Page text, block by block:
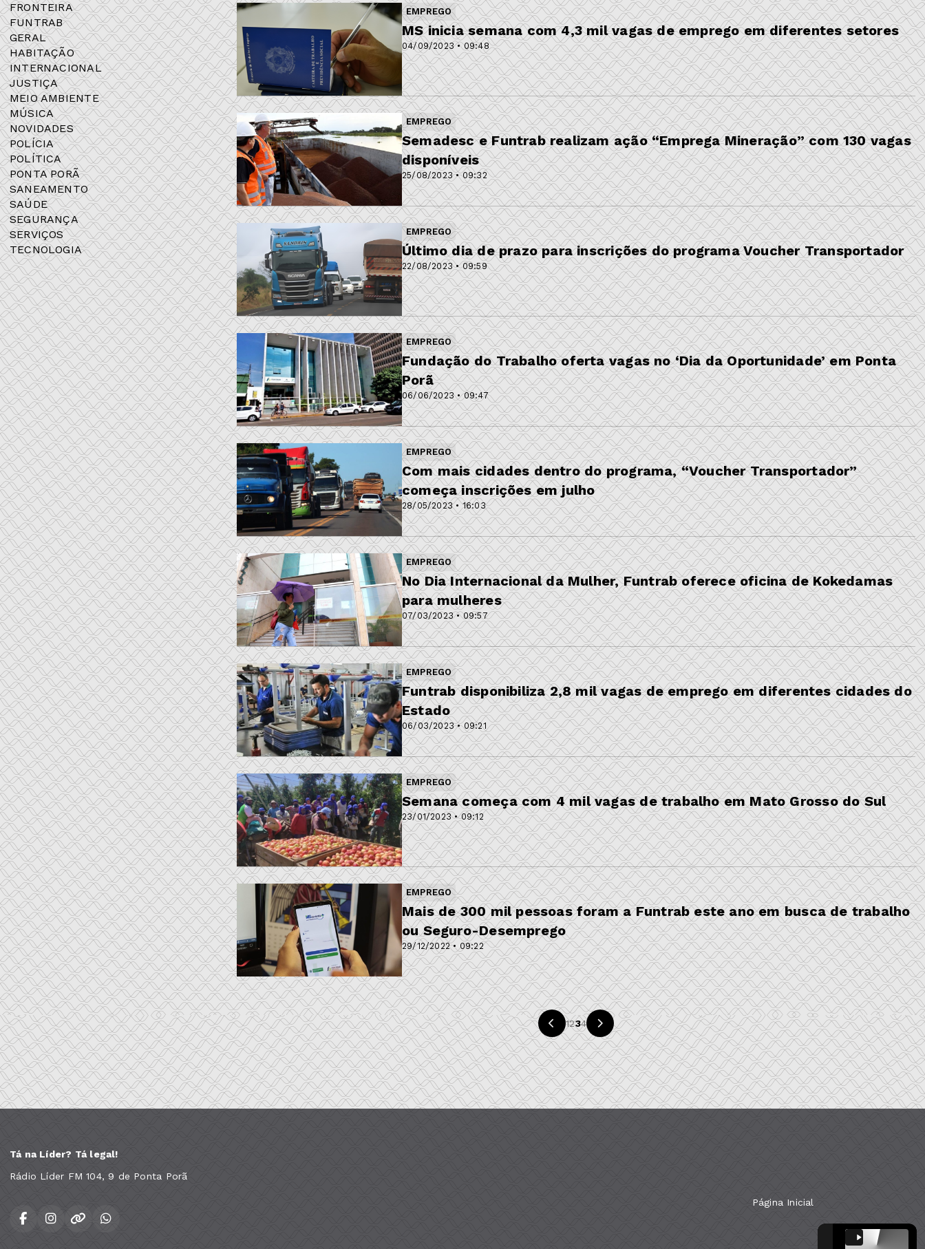
FRONTEIRA
FUNTRAB
GERAL
HABITAÇÃO
INTERNACIONAL
JUSTIÇA
MEIO AMBIENTE
MÚSICA
NOVIDADES
POLÍCIA
POLÍTICA
PONTA PORÃ
SANEAMENTO
SAÚDE
SEGURANÇA
SERVIÇOS
TECNOLOGIA
EMPREGO
04/09/2023 • 09:48
MS inicia semana com 4,3 mil vagas de emprego em diferentes setores
EMPREGO
25/08/2023 • 09:32
Semadesc e Funtrab realizam ação “Emprega Mineração” com 130 vagas
disponíveis
EMPREGO
22/08/2023 • 09:59
Último dia de prazo para inscrições do programa Voucher Transportador
EMPREGO
06/06/2023 • 09:47
Fundação do Trabalho oferta vagas no ‘Dia da Oportunidade’ em Ponta
Porã
EMPREGO
28/05/2023 • 16:03
Com mais cidades dentro do programa, “Voucher Transportador”
começa inscrições em julho
EMPREGO
07/03/2023 • 09:57
No Dia Internacional da Mulher, Funtrab oferece oficina de Kokedamas
para mulheres
EMPREGO
06/03/2023 • 09:21
Funtrab disponibiliza 2,8 mil vagas de emprego em diferentes cidades do
Estado
EMPREGO
23/01/2023 • 09:12
Semana começa com 4 mil vagas de trabalho em Mato Grosso do Sul
EMPREGO
29/12/2022 • 09:22
Mais de 300 mil pessoas foram a Funtrab este ano em busca de trabalho
ou Seguro-Desemprego
1234
Tá na Líder? Tá legal!
Rádio Líder FM 104, 9 de Ponta Porã
Página Inicial